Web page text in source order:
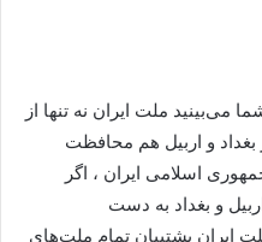
ملت ایران نه تنها از
و اربیل هم محافظت
اسلامی ایران ، اگر
و بغداد به دست
ایران پشتیبان تمام ملت‌های